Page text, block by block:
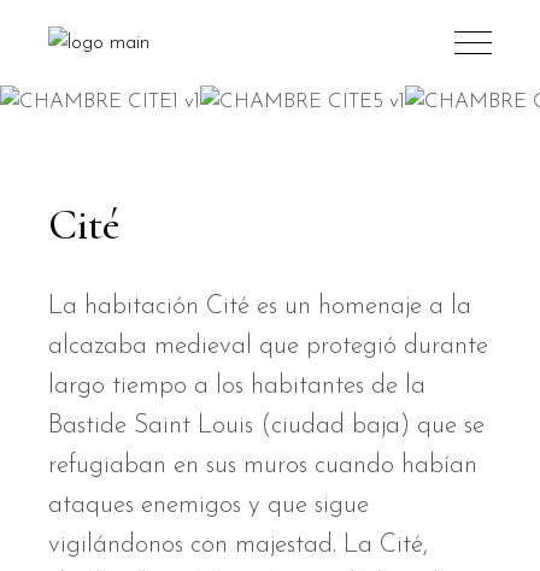
Cité
La habitación Cité es un homenaje a la
alcazaba medieval que protegió durante
largo tiempo a los habitantes de la
Bastide Saint Louis (ciudad baja) que se
refugiaban en sus muros cuando habían
ataques enemigos y que sigue
vigilándonos con majestad. La Cité,